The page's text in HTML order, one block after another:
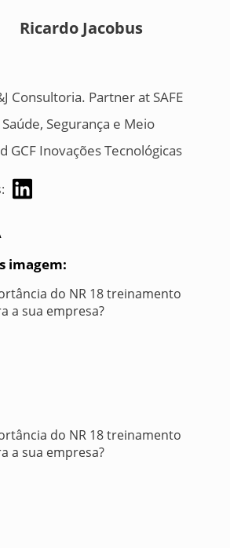
Ricardo Jacobus
Consultoria. Partner at SAFE
Segurança e Meio
GCF Inovações Tecnológicas
imagem: